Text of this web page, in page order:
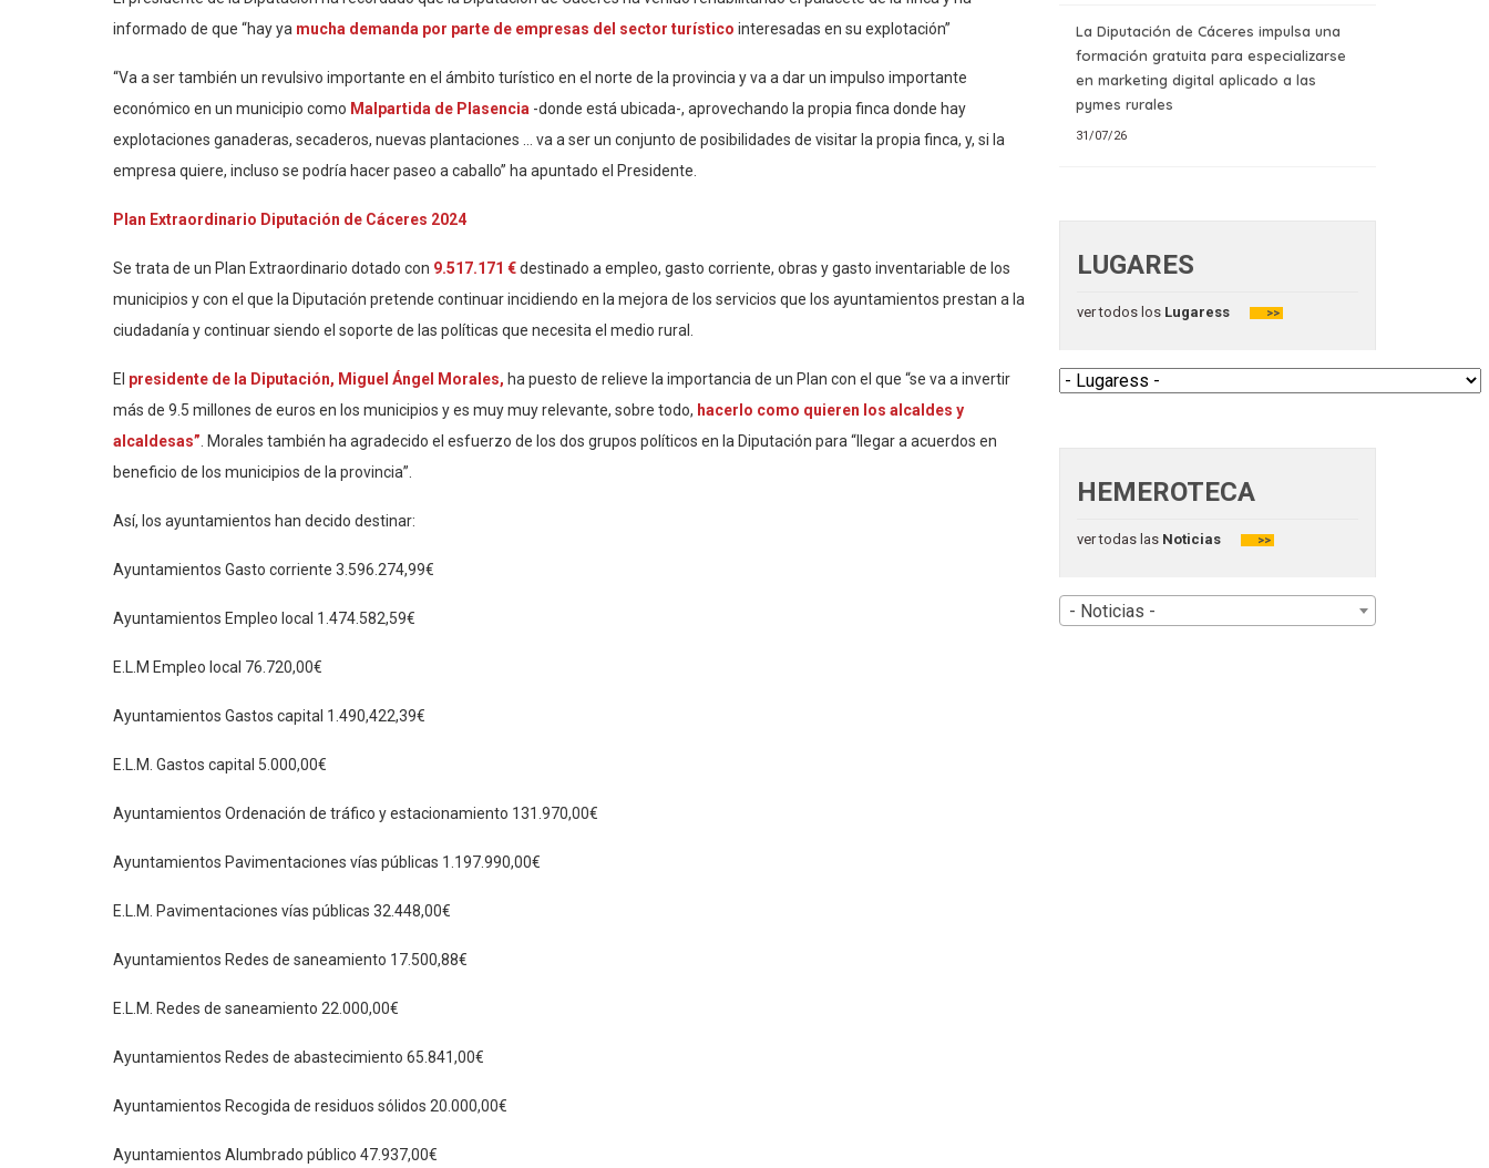
informado de que “hay ya mucha demanda por parte de empresas del sector turístico interesadas en su explotación”
“Va a ser también un revulsivo importante en el ámbito turístico en el norte de la provincia y va a dar un impulso importante
económico en un municipio como Malpartida de Plasencia -donde está ubicada-, aprovechando la propia finca donde hay
explotaciones ganaderas, secaderos, nuevas plantaciones … va a ser un conjunto de posibilidades de visitar la propia finca, y, si la
empresa quiere, incluso se podría hacer paseo a caballo” ha apuntado el Presidente.
Plan Extraordinario Diputación de Cáceres 2024
Se trata de un Plan Extraordinario dotado con 9.517.171 €destinado a empleo, gasto corriente, obras y gasto inventariable de los
municipios y con el que la Diputación pretende continuar incidiendo en la mejora de los servicios que los ayuntamientos prestan a la
ciudadanía y continuar siendo el soporte de las políticas que necesita el medio rural.
El presidente de la Diputación, Miguel Ángel Morales, ha puesto de relieve la importancia de un Plan con el que “se va a invertir
más de 9.5 millones de euros en los municipios y es muy muy relevante, sobre todo, hacerlo como quieren los alcaldes y
alcaldesas” . Morales también ha agradecido el esfuerzo de los dos grupos políticos en la Diputación para “llegar a acuerdos en
beneficio de los municipios de la provincia”.
Así, los ayuntamientos han decido destinar:
Ayuntamientos Gasto corriente 3.596.274,99€
Ayuntamientos Empleo local 1.474.582,59€
E.L.M Empleo local 76.720,00€
Ayuntamientos Gastos capital 1.490,422,39€
E.L.M. Gastos capital 5.000,00€
Ayuntamientos Ordenación de tráfico y estacionamiento 131.970,00€
Ayuntamientos Pavimentaciones vías públicas 1.197.990,00€
E.L.M. Pavimentaciones vías públicas 32.448,00€
Ayuntamientos Redes de saneamiento 17.500,88€
E.L.M. Redes de saneamiento 22.000,00€
Ayuntamientos Redes de abastecimiento 65.841,00€
Ayuntamientos Recogida de residuos sólidos 20.000,00€
Ayuntamientos Alumbrado público 47.937,00€
La Diputación de Cáceres impulsa una
formación gratuita para especializarse
en marketing digital aplicado a las
pymes rurales
31/07/26
LUGARES
ver todos los Lugaress >>
HEMEROTECA
ver todas las Noticias >>
- Noticias -